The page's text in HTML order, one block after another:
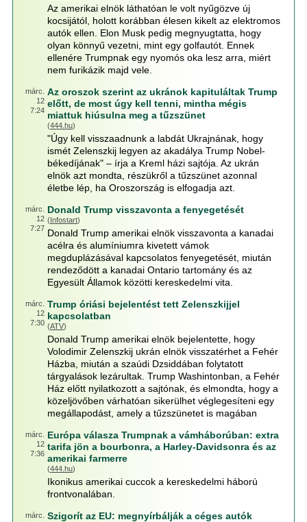
Az amerikai elnök láthatóan le volt nyűgözve új
kocsijától, holott korábban élesen kikelt az elektromos
autók ellen. Elon Musk pedig megnyugtatta, hogy
olyan könnyű vezetni, mint egy golfautót. Ennek
ellenére Trumpnak egy nyomós oka lesz arra, miért
nem furikázik majd vele.
márc.
12
7:24
Az oroszok szerint az ukránok kapituláltak Trump
előtt, de most úgy kell tenni, mintha mégis
miattuk hiúsulna meg a tűzszünet
(444.hu)
"Úgy kell visszaadnunk a labdát Ukrajnának, hogy
ismét Zelenszkij legyen az akadálya Trump Nobel-
békedíjának" – írja a Kreml házi sajtója. Az ukrán
elnök azt mondta, részükről a tűzszünet azonnal
életbe lép, ha Oroszország is elfogadja azt.
márc.
12
7:27
Donald Trump visszavonta a fenyegetését
(Infostart)
Donald Trump amerikai elnök visszavonta a kanadai
acélra és alumíniumra kivetett vámok
megduplázásával kapcsolatos fenyegetését, miután
rendeződött a kanadai Ontario tartomány és az
Egyesült Államok közötti kereskedelmi vita.
márc.
12
7:30
Trump óriási bejelentést tett Zelenszkijjel
kapcsolatban
(ATV)
Donald Trump amerikai elnök bejelentette, hogy
Volodimir Zelenszkij ukrán elnök visszatérhet a Fehér
Házba, miután a szaúdi Dzsiddában folytatott
tárgyalások lezárultak. Trump Washintonban, a Fehér
Ház előtt nyilatkozott a sajtónak, és elmondta, hogy a
közeljövőben várhatóan sikerülhet véglegesíteni egy
megállapodást, amely a tűzszünetet is magában
márc.
12
7:36
Európa válasza Trumpnak a vámháborúban: extra
tarifa jön a bourbonra, a Harley-Davidsonra és az
amerikai farmerre
(444.hu)
Ikonikus amerikai cuccok a kereskedelmi háború
frontvonalában.
márc.
Szigorít az EU: megnyírbálják a céges autók